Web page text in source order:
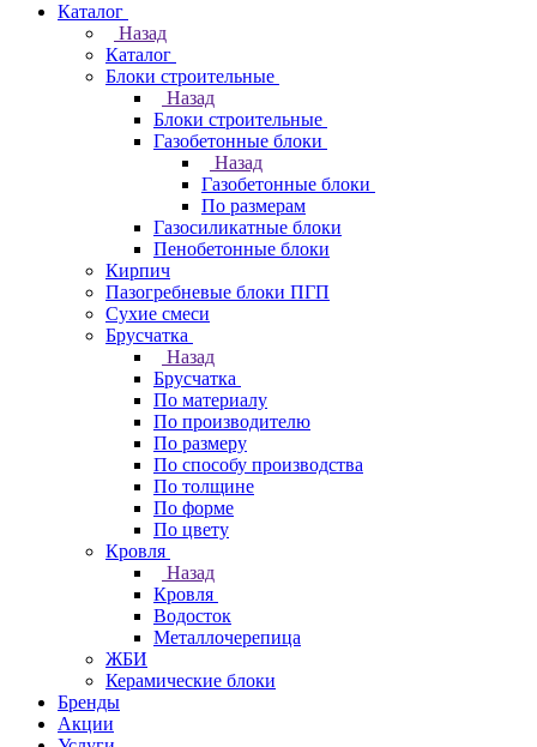
Каталог
Назад
Каталог
Блоки строительные
Назад
Блоки строительные
Газобетонные блоки
Назад
Газобетонные блоки
По размерам
Газосиликатные блоки
Пенобетонные блоки
Кирпич
Пазогребневые блоки ПГП
Сухие смеси
Брусчатка
Назад
Брусчатка
По материалу
По производителю
По размеру
По способу производства
По толщине
По форме
По цвету
Кровля
Назад
Кровля
Водосток
Металлочерепица
ЖБИ
Керамические блоки
Бренды
Акции